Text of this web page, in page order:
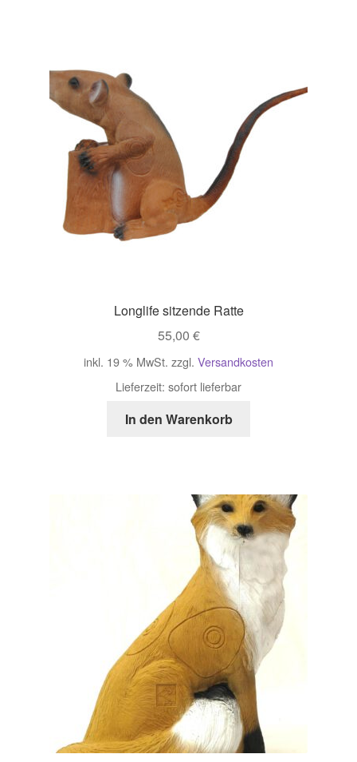
Longlife sitzende Ratte
55,00 €
inkl. 19 % MwSt. zzgl. Versandkosten
Lieferzeit: sofort lieferbar
In den Warenkorb